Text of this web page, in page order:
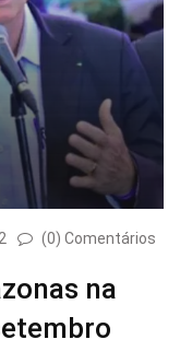
(0) Comentários
na